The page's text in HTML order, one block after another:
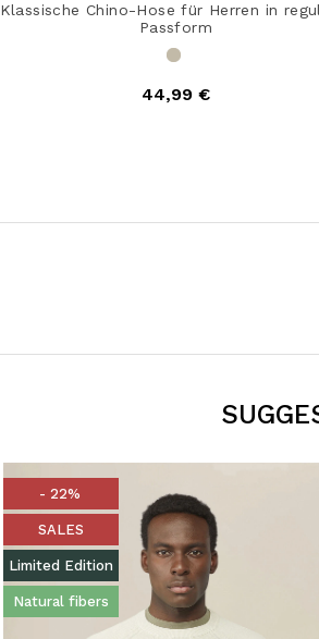
Klassische Chino-Hose für Herren in
Passform
44,99 €
- 22%
SALES
Limited Edition
Natural fibers